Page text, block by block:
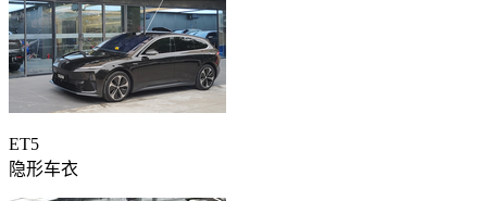
ET5
隐形车衣